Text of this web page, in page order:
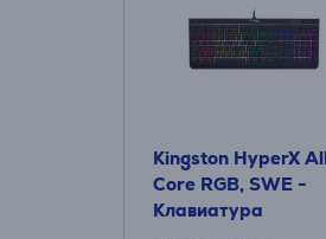
Kingston HyperX
Core RGB, SWE -
Клавиатура